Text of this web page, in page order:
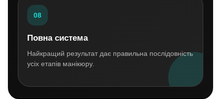
08
Повна система
Найкращий результат дає правильна послідовність
усіх етапів манікюру.